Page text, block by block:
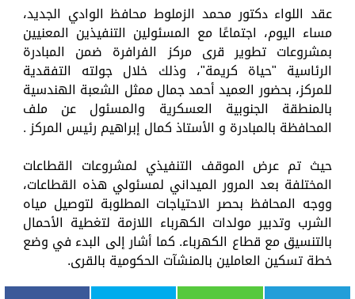
عقد اللواء دكتور محمد الزملوط محافظ الوادي الجديد،
مساء اليوم، اجتماعََا مع المسئولين التنفيذين المعنيين
بمشروعات تطوير قرى مركز الفرافرة ضمن المبادرة
الرئاسية "حياة كريمة"، وذلك خلال جولته التفقدية
للمركز، بحضور العميد أحمد جمال ممثل الشعبة الهندسية
بالمنطقة الجنوبية العسكرية والمسئول عن ملف
المحافظة بالمبادرة و الأستاذ كمال إبراهيم رئيس المركز .
حيث تم عرض الموقف التنفيذي لمشروعات القطاعات
المختلفة بعد المرور الميداني لمسئولي هذه القطاعات،
ووجه المحافظ بحصر الاحتياجات المطلوبة لتوصيل مياه
الشرب وتدبير مولدات الكهرباء اللازمة لتغطية الأحمال
بالتنسيق مع قطاع الكهرباء. كما أشار إلى البدء في وضع
خطة تسكين العاملين بالمنشآت الحكومية بالقرى.